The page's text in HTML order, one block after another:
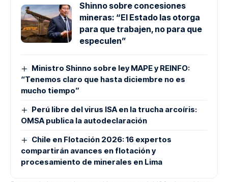
Shinno sobre concesiones
mineras: “El Estado las otorga
para que trabajen, no para que
especulen”
Ministro Shinno sobre ley MAPE y REINFO:
“Tenemos claro que hasta diciembre no es
mucho tiempo”
Perú libre del virus ISA en la trucha arcoíris:
OMSA publica la autodeclaración
Chile en Flotación 2026: 16 expertos
compartirán avances en flotación y
procesamiento de minerales en Lima